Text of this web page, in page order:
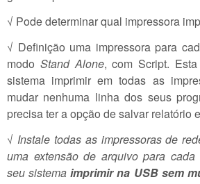
√ Pode determinar qual impressora
√ Definição uma impressora para
modo Stand Alone, com Script.
sistema imprimir em todas as
mudar nenhuma linha dos seus
precisa ter a opção de salvar relatório
√ Instale todas as impressoras de
uma extensão de arquivo para cada
seu sistemaimprimir na USB sem